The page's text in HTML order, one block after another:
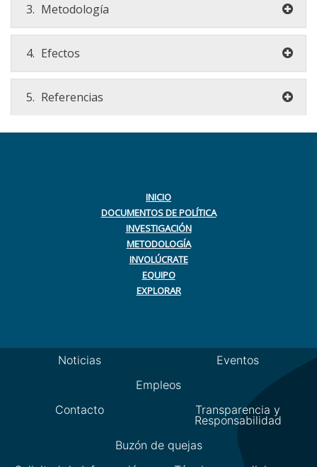
3. Metodología
4. Efectos
5. Referencias
INICIO
DOCUMENTOS DE POLÍTICA
INVESTIGACIÓN
METODOLOGÍA
INVOLÚCRATE
EQUIPO
EXPLORAR